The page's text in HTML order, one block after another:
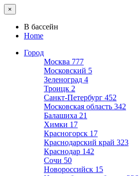
×
В бассейн
Home
Город
Москва 777
Московский 5
Зеленоград 4
Троицк 2
Санкт-Петербург 452
Московская область 342
Балашиха 21
Химки 17
Красногорск 17
Краснодарский край 323
Краснодар 142
Сочи 50
Новороссийск 15